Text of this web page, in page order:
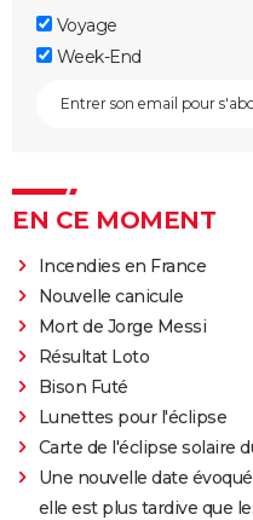
Voyage
Week-End
EN CE MOMENT
Incendies en France
Nouvelle canicule
Mort de Jorge Messi
Résultat Loto
Bison Futé
Lunettes pour l'éclipse
Carte de l'éclipse solaire
Une nouvelle date
elle est plus tardive que